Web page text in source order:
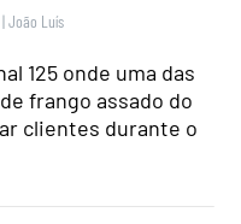
|João Luís
125 onde uma das
frango assado do
clientes durante o